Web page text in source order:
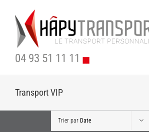
contenu
04 93 51 11 11
Transport VIP
Trier par Date